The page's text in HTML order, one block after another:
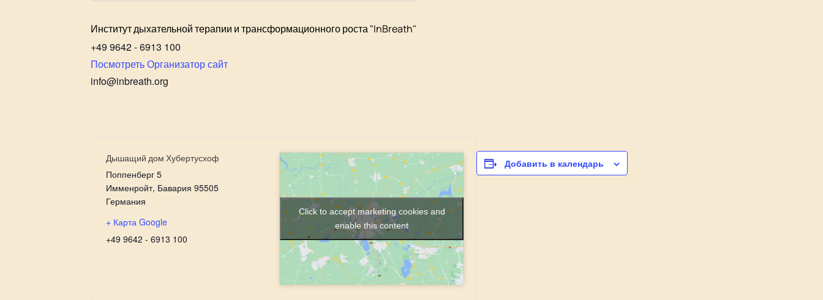
Институт дыхательной терапии и трансформационного роста "InBreath"
+49 9642 - 6913 100
Посмотреть Организатор сайт
info@inbreath.org
Дышащий дом Хубертусхоф
Поппенберг 5
Имменройт, Бавария 95505
Германия
+ Карта Google
+49 9642 - 6913 100
Click to accept marketing cookies and
enable this content
Добавить в календарь